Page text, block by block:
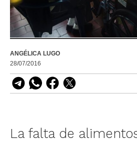
ANGÉLICA LUGO
28/07/2016
La falta de